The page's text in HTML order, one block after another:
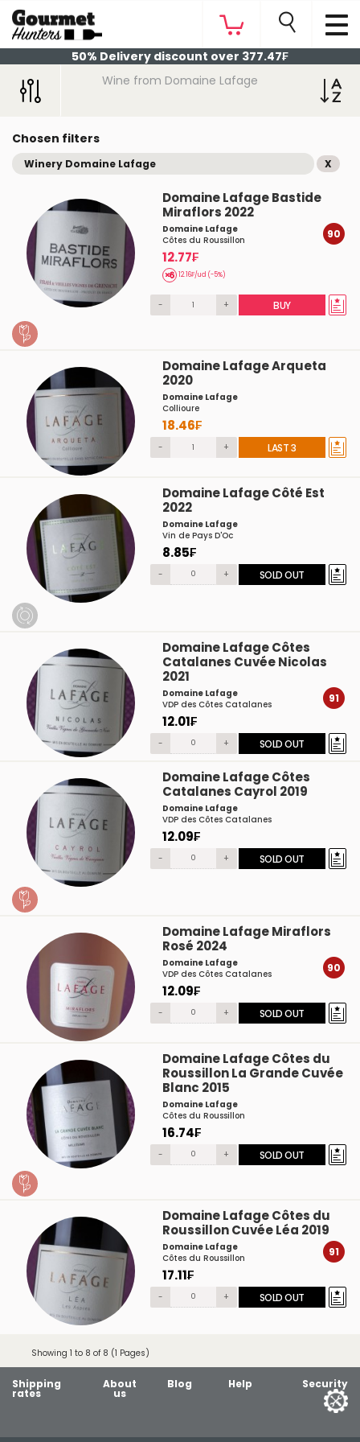
50% Delivery discount over 377.47₣
Wine from Domaine Lafage
Chosen filters
Winery Domaine Lafage X
Domaine Lafage Bastide
Miraflors 2022
Domaine Lafage
Côtes du Roussillon
12.77₣
12.16₣/ud (-5%)
90
- + BUY
Domaine Lafage Arqueta
2020
Domaine Lafage
Collioure
18.46₣
- + LAST 3
Domaine Lafage Côté Est
2022
Domaine Lafage
Vin de Pays D'Oc
8.85₣
- + SOLD OUT
Domaine Lafage Côtes
Catalanes Cuvée Nicolas
2021
Domaine Lafage
VDP des Côtes Catalanes
12.01₣
91
- + SOLD OUT
Domaine Lafage Côtes
Catalanes Cayrol 2019
Domaine Lafage
VDP des Côtes Catalanes
12.09₣
- + SOLD OUT
Domaine Lafage Miraflors
Rosé 2024
Domaine Lafage
VDP des Côtes Catalanes
12.09₣
90
- + SOLD OUT
Domaine Lafage Côtes du
Roussillon La Grande Cuvée
Blanc 2015
Domaine Lafage
Côtes du Roussillon
16.74₣
- + SOLD OUT
Domaine Lafage Côtes du
Roussillon Cuvée Léa 2019
Domaine Lafage
Côtes du Roussillon
17.11₣
91
- + SOLD OUT
Showing 1 to 8 of 8 (1 Pages)
Shipping
rates
About
us
Blog Help Security